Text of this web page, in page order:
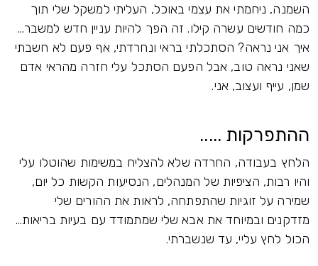
השמנה, ניחמתי את עצמי באוכל, העליתי למשקל שלי תוך
כמה חודשים עשרה קילו. זה הפך להיות עניין חדש למשבר...
איך אני נראה? הסתכלתי בראי ונחרדתי, אף פעם לא חשבתי
שאני נראה טוב, אבל הפעם הסתכל עלי חזרה מהראי אדם
שמן, עייף ועצוב, אני.
ההתפרקות .....
הלחץ בעבודה, החרדה שלא להצליח במשימות שהוטלו עלי
והיו רבות, הציפיות של המנהלים, הנסיעות הקשות כל יום,
שמירה על זוגיות שהתפתחה, לראות את ההורים שלי
מזדקנים ובמיוחד את אבא שלי שמתמודד עם בעיות בריאות...
הכול לחץ עליי, עד שנשברתי.